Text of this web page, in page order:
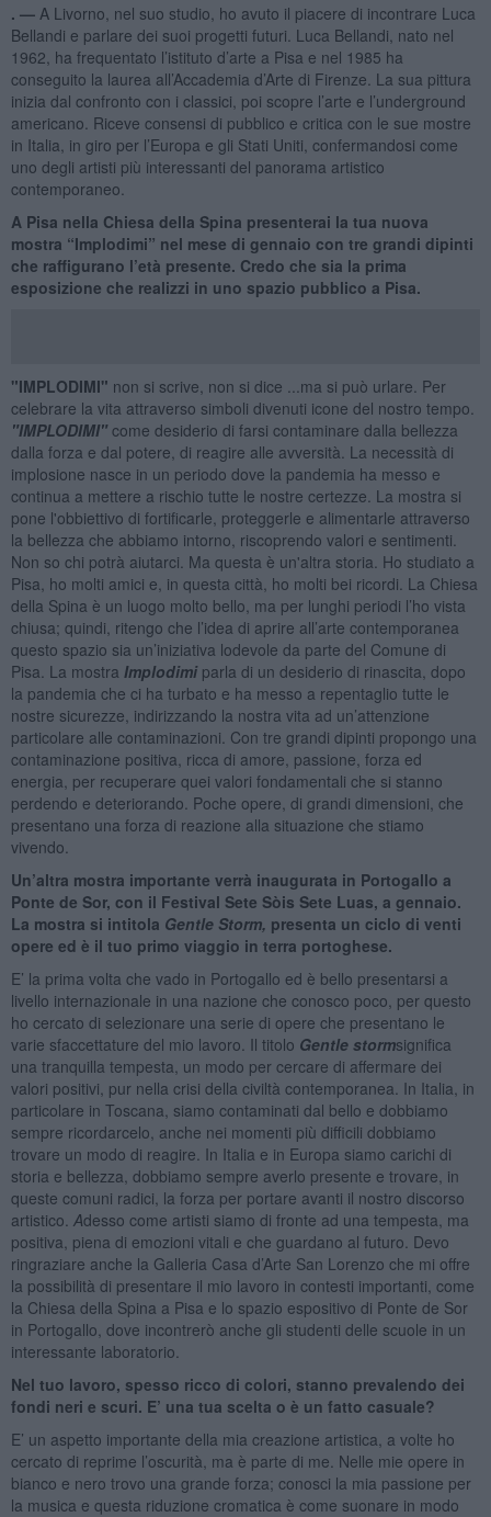
. — A Livorno, nel suo studio, ho avuto il piacere di incontrare Luca
Bellandi e parlare dei suoi progetti futuri. Luca Bellandi, nato nel
1962, ha frequentato l’istituto d’arte a Pisa e nel 1985 ha
conseguito la laurea all’Accademia d’Arte di Firenze. La sua pittura
inizia dal confronto con i classici, poi scopre l’arte e l’underground
americano. Riceve consensi di pubblico e critica con le sue mostre
in Italia, in giro per l’Europa e gli Stati Uniti, confermandosi come
uno degli artisti più interessanti del panorama artistico
contemporaneo.
A Pisa nella Chiesa della Spina presenterai la tua nuova
mostra “Implodimi” nel mese di gennaio con tre grandi dipinti
che raffigurano l’età presente. Credo che sia la prima
esposizione che realizzi in uno spazio pubblico a Pisa.
"IMPLODIMI" non si scrive, non si dice ...ma si può urlare. Per
celebrare la vita attraverso simboli divenuti icone del nostro tempo.
"IMPLODIMI" come desiderio di farsi contaminare dalla bellezza
dalla forza e dal potere, di reagire alle avversità. La necessità di
implosione nasce in un periodo dove la pandemia ha messo e
continua a mettere a rischio tutte le nostre certezze. La mostra si
pone l'obbiettivo di fortificarle, proteggerle e alimentarle attraverso
la bellezza che abbiamo intorno, riscoprendo valori e sentimenti.
Non so chi potrà aiutarci. Ma questa è un'altra storia. Ho studiato a
Pisa, ho molti amici e, in questa città, ho molti bei ricordi. La Chiesa
della Spina è un luogo molto bello, ma per lunghi periodi l’ho vista
chiusa; quindi, ritengo che l’idea di aprire all’arte contemporanea
questo spazio sia un’iniziativa lodevole da parte del Comune di
Pisa. La mostra Implodimi parla di un desiderio di rinascita, dopo
la pandemia che ci ha turbato e ha messo a repentaglio tutte le
nostre sicurezze, indirizzando la nostra vita ad un’attenzione
particolare alle contaminazioni. Con tre grandi dipinti propongo una
contaminazione positiva, ricca di amore, passione, forza ed
energia, per recuperare quei valori fondamentali che si stanno
perdendo e deteriorando. Poche opere, di grandi dimensioni, che
presentano una forza di reazione alla situazione che stiamo
vivendo.
Un’altra mostra importante verrà inaugurata in Portogallo a
Ponte de Sor, con il Festival Sete Sòis Sete Luas, a gennaio.
La mostra si intitola Gentle Storm, presenta un ciclo di venti
opere ed è il tuo primo viaggio in terra portoghese.
E’ la prima volta che vado in Portogallo ed è bello presentarsi a
livello internazionale in una nazione che conosco poco, per questo
ho cercato di selezionare una serie di opere che presentano le
varie sfaccettature del mio lavoro. Il titolo Gentle stormsignifica
una tranquilla tempesta, un modo per cercare di affermare dei
valori positivi, pur nella crisi della civiltà contemporanea. In Italia, in
particolare in Toscana, siamo contaminati dal bello e dobbiamo
sempre ricordarcelo, anche nei momenti più difficili dobbiamo
trovare un modo di reagire. In Italia e in Europa siamo carichi di
storia e bellezza, dobbiamo sempre averlo presente e trovare, in
queste comuni radici, la forza per portare avanti il nostro discorso
artistico. Adesso come artisti siamo di fronte ad una tempesta, ma
positiva, piena di emozioni vitali e che guardano al futuro. Devo
ringraziare anche la Galleria Casa d’Arte San Lorenzo che mi offre
la possibilità di presentare il mio lavoro in contesti importanti, come
la Chiesa della Spina a Pisa e lo spazio espositivo di Ponte de Sor
in Portogallo, dove incontrerò anche gli studenti delle scuole in un
interessante laboratorio.
Nel tuo lavoro, spesso ricco di colori, stanno prevalendo dei
fondi neri e scuri. E’ una tua scelta o è un fatto casuale?
E’ un aspetto importante della mia creazione artistica, a volte ho
cercato di reprime l’oscurità, ma è parte di me. Nelle mie opere in
bianco e nero trovo una grande forza; conosci la mia passione per
la musica e questa riduzione cromatica è come suonare in modo